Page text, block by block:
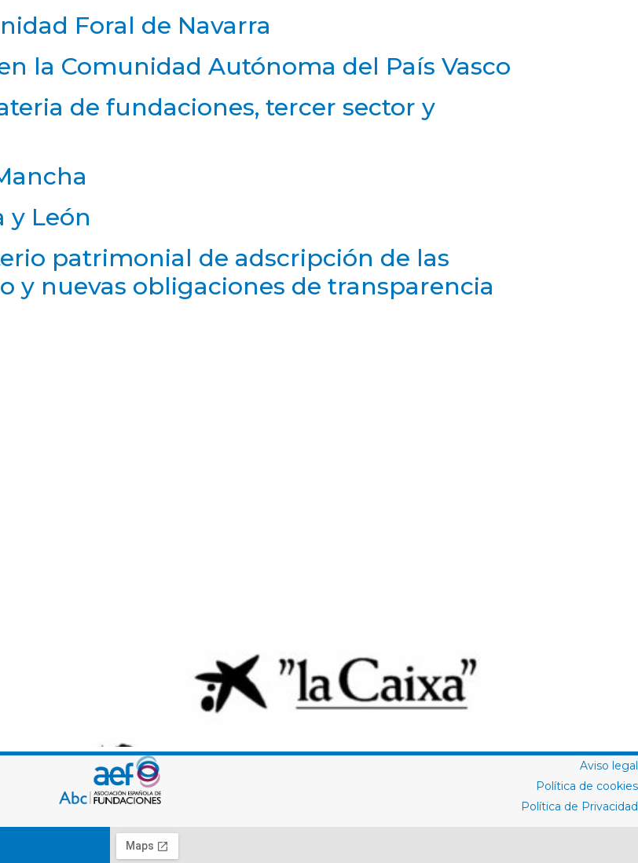
Foral de Navarra
la Comunidad Autónoma del País Vasco
de fundaciones, tercer sector y
y León
patrimonial de adscripción de las
y nuevas obligaciones de transparencia
Aviso legal
Política de cookies
Política de Privacidad